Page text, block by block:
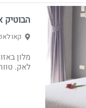
הבוטיק
קאו
לאק. טווח מחירים: